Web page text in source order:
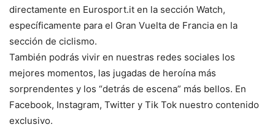
directamente en Eurosport.it en la sección Watch,
específicamente para el Gran Vuelta de Francia en la
sección de ciclismo.
También podrás vivir en nuestras redes sociales los
mejores momentos, las jugadas de heroína más
sorprendentes y los “detrás de escena” más bellos. En
Facebook, Instagram, Twitter y Tik Tok nuestro contenido
exclusivo.